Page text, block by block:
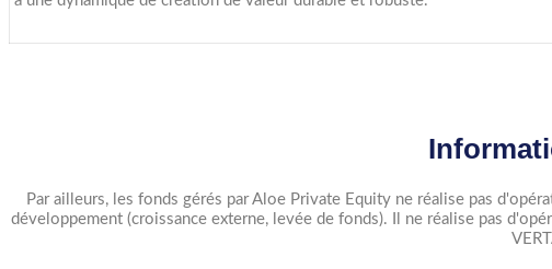
Par ailleurs, les fonds gérés par Aloe Private Equity ne réalise pas
développement (croissance externe, levée de fonds). Il ne réalise pas